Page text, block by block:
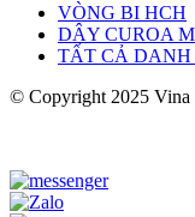
VÒNG BI HCH
DÂY CUROA
TẤT CẢ DANH
© Copyright 2025 Vina